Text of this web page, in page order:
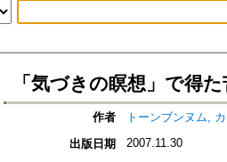
「気づきの瞑想」で得
作者 トーンブンヌム,
出版日期
2007.11.30